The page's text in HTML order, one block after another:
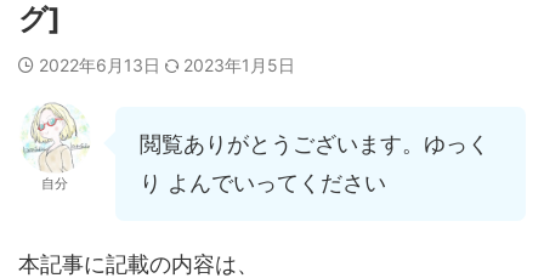
グ]
2022年6月13日 2023年1月5日
自分
閲覧ありがとうございます。ゆっく
り よんでいってください
本記事に記載の内容は、